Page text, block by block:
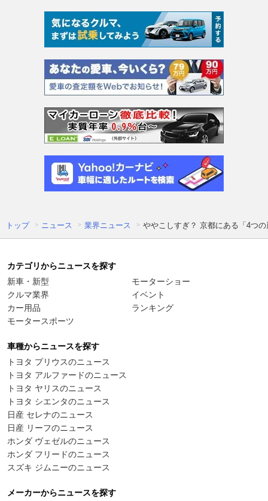
トップ ニュース 業界ニュース ややこしすぎ？ 京都にある「4つ
カテゴリからニュースを探す
新車・新型
クルマ業界
カー用品
モータースポーツ
モーターショー
イベント
ランキング
車種からニュースを探す
トヨタ プリウスのニュース
トヨタ アルファードのニュース
トヨタ ヤリスのニュース
トヨタ シエンタのニュース
日産 セレナのニュース
日産 リーフのニュース
ホンダ ヴェゼルのニュース
ホンダ フリードのニュース
スズキ ジムニーのニュース
メーカーからニュースを探す